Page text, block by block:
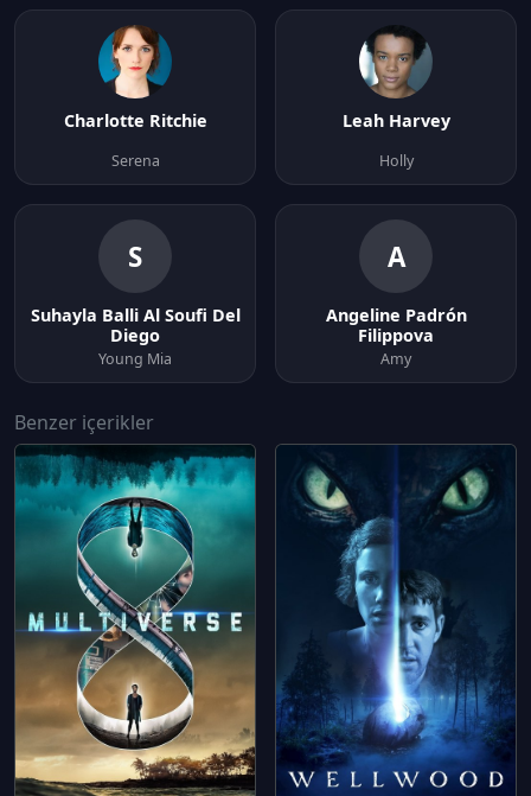
Charlotte Ritchie
Serena
Leah Harvey
Holly
S
Suhayla Balli Al Soufi Del
Diego
Young Mia
A
Angeline Padrón
Filippova
Amy
Benzer içerikler